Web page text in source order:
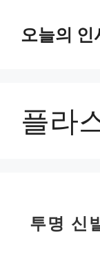
오늘의 인
플라
투명 신